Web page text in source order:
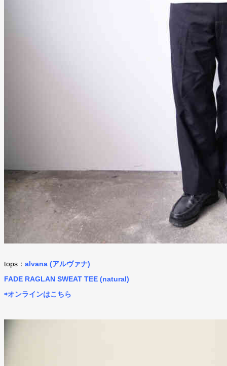
tops： alvana (アルヴァナ)
FADE RAGLAN SWEAT TEE (natural)
⇨オンラインはこちら